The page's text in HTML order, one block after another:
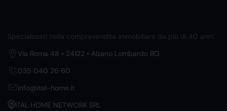
Specializzati nella compravendita immobiliare da più di 40 anni.
Via Roma 48 • 24122 • Alzano Lombardo BG
035 040 26 60
info@ital-home.it
ITAL HOME NETWORK SRL